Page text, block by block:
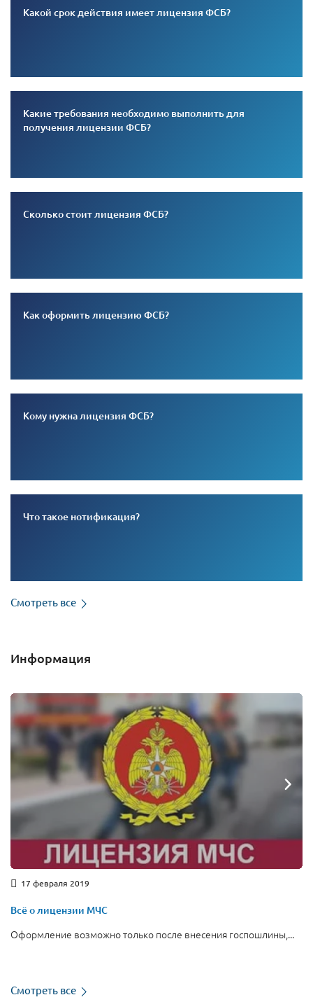
Какой срок действия имеет лицензия ФСБ?
Какие требования необходимо выполнить для
получения лицензии ФСБ?
Сколько стоит лицензия ФСБ?
Как оформить лицензию ФСБ?
Кому нужна лицензия ФСБ?
Что такое нотификация?
Смотреть все
Информация
17 февраля 2019
Всё о лицензии МЧС
Оформление возможно только после внесения госпошлины,...
Смотреть все